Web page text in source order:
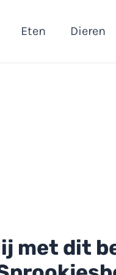
Eten Dieren
met dit